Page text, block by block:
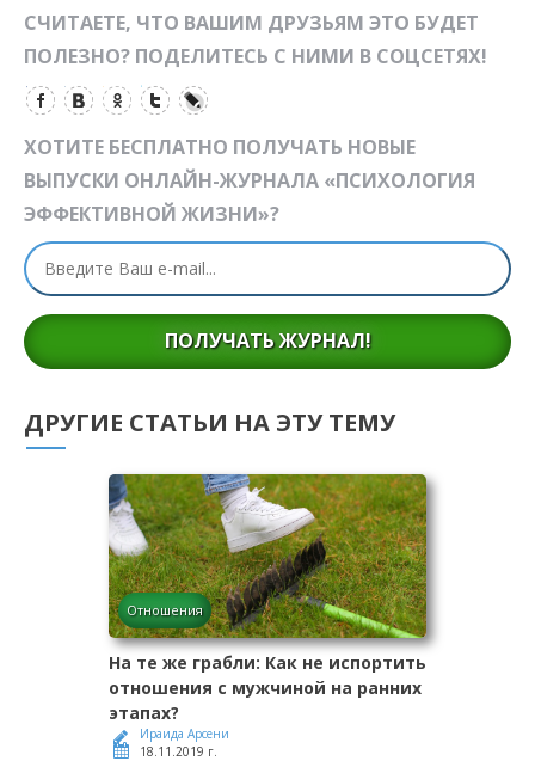
СЧИТАЕТЕ, ЧТО ВАШИМ ДРУЗЬЯМ ЭТО БУДЕТ
ПОЛЕЗНО? ПОДЕЛИТЕСЬ С НИМИ В СОЦСЕТЯХ!
ХОТИТЕ БЕСПЛАТНО ПОЛУЧАТЬ НОВЫЕ
ВЫПУСКИ ОНЛАЙН-ЖУРНАЛА «ПСИХОЛОГИЯ
ЭФФЕКТИВНОЙ ЖИЗНИ»?
ПОЛУЧАТЬ ЖУРНАЛ!
ДРУГИЕ СТАТЬИ НА ЭТУ ТЕМУ
Отношения
На те же грабли: Как не испортить
отношения с мужчиной на ранних
этапах?
Ираида Арсени
18.11.2019 г.